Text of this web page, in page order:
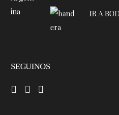
IR A
SEGUINOS